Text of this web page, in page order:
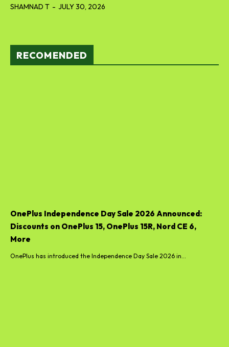
SHAMNAD T - JULY 30, 2026
RECOMENDED
OnePlus Independence Day Sale 2026 Announced:
Discounts on OnePlus 15, OnePlus 15R, Nord CE 6,
More
OnePlus has introduced the Independence Day Sale 2026 in...